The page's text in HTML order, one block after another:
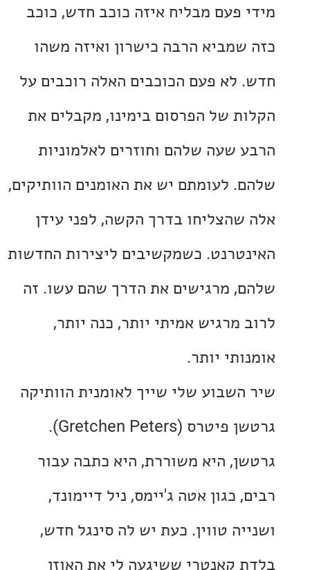
פעם מבליח איזה כוכב חדש, כוכב
הרבה כישרון ואיזה משהו
לא פעם הכוכבים האלה רוכבים על
של הפרסום בימינו, מקבלים את
שעה שלהם וחוזרים לאלמוניות
לעומתם יש את האומנים הוותיקים,
בדרך הקשה, לפני עידן
כשמקשיבים ליצירות החדשות
מרגישים את הדרך שהם עשו. זה
מרגיש אמיתי יותר, כנה יותר,
יותר.
שלי שייך לאומנית הוותיקה
גרטשן פיטרס (Gretchen Peters).
היא משוררת, היא כתבה עבור
כגון אטה ג'יימס, ניל דיימונד,
טווין. כעת יש לה סינגל חדש,
קאנטרי ששיגעה לי את האוזן